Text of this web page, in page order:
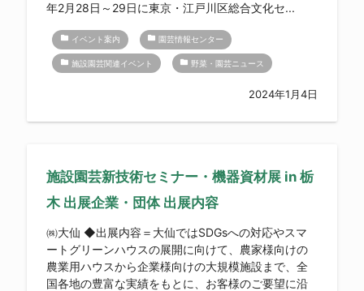
年2月28日～29日に東京・江戸川区総合文化セ...
folder イベント案内 folder 園芸情報センター
folder 施設園芸関連イベント folder 野菜・園芸ニュース
2024年1月4日
施設園芸新技術セミナー・機器資材展 in 栃
木 出展企業・団体 出展内容
㈱大仙 ◆出展内容＝大仙ではSDGsへの対応やスマ
ートグリーンハウスの展開に向けて、農家様向けの
農業用ハウスから企業様向けの大規模施設まで、全
国各地の豊富な実績をもとに、お客様のご要望に沿